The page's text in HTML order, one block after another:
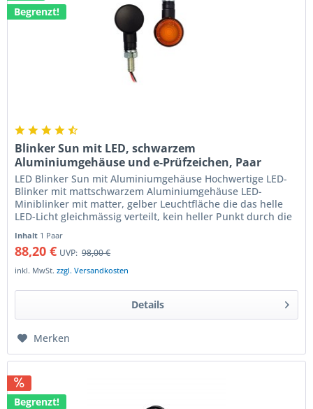
Begrenzt!
Blinker Sun mit LED, schwarzem
Aluminiumgehäuse und e-Prüfzeichen, Paar
LED Blinker Sun mit Aluminiumgehäuse Hochwertige LED-
Blinker mit mattschwarzem Aluminiumgehäuse LED-
Miniblinker mit matter, gelber Leuchtfläche die das helle
LED-Licht gleichmässig verteilt, kein heller Punkt durch die
Inhalt 1 Paar
88,20 € UVP: 98,00 €
inkl. MwSt.zzgl. Versandkosten
Details
Merken
Begrenzt!